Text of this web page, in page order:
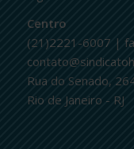
Centro
(21)2221-6007 |
Rua do Senado,
Rio de Janeiro - RJ